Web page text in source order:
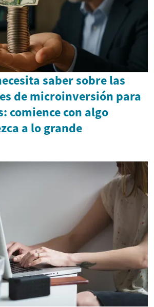
saber sobre las
de microinversión para
comience con algo
a lo grande